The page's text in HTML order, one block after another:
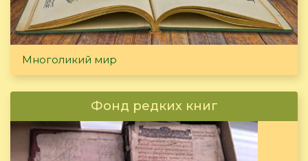
Многоликий мир
Фонд редких книг